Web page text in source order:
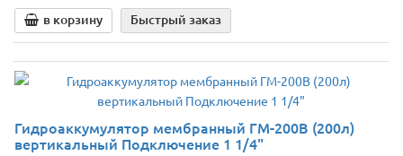
в корзину Быстрый заказ
Гидроаккумулятор мембранный ГМ-200В (200л)
вертикальный Подключение 1 1/4"